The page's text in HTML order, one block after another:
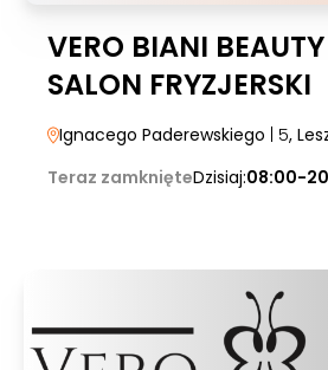
VERO BIANI
SALON FRYZJERSKI
Ignacego Paderewskiego | 5,
Teraz zamknięteDzisiaj:08:00-